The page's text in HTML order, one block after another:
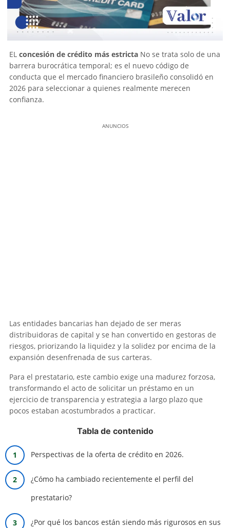
EL concesión de crédito más estricta No se trata solo de una
barrera burocrática temporal; es el nuevo código de
conducta que el mercado financiero brasileño consolidó en
2026 para seleccionar a quienes realmente merecen
confianza.
ANUNCIOS
Las entidades bancarias han dejado de ser meras
distribuidoras de capital y se han convertido en gestoras de
riesgos, priorizando la liquidez y la solidez por encima de la
expansión desenfrenada de sus carteras.
Para el prestatario, este cambio exige una madurez forzosa,
transformando el acto de solicitar un préstamo en un
ejercicio de transparencia y estrategia a largo plazo que
pocos estaban acostumbrados a practicar.
Tabla de contenido
Perspectivas de la oferta de crédito en 2026.
¿Cómo ha cambiado recientemente el perfil del
prestatario?
¿Por qué los bancos están siendo más rigurosos en sus